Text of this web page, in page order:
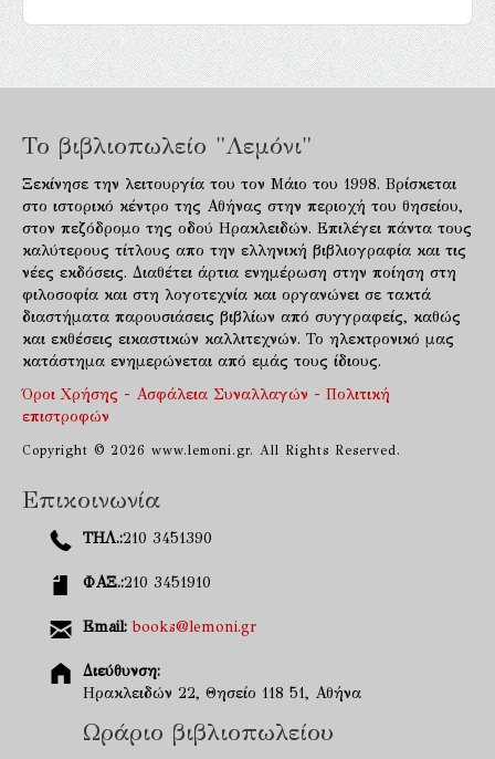
Το βιβλιοπωλείο "Λεμόνι"
Ξεκίνησε την λειτουργία του τον Μάιο του 1998. Βρίσκεται
στο ιστορικό κέντρο της Αθήνας στην περιοχή του θησείου,
στον πεζόδρομο της οδού Ηρακλειδών. Επιλέγει πάντα τους
καλύτερους τίτλους απο την ελληνική βιβλιογραφία και τις
νέες εκδόσεις. Διαθέτει άρτια ενημέρωση στην ποίηση στη
φιλοσοφία και στη λογοτεχνία και οργανώνει σε τακτά
διαστήματα παρουσιάσεις βιβλίων από συγγραφείς, καθώς
και εκθέσεις εικαστικών καλλιτεχνών. Το ηλεκτρονικό μας
κατάστημα ενημερώνεται από εμάς τους ίδιους.
Όροι Χρήσης - Ασφάλεια Συναλλαγών - Πολιτική
επιστροφών
Copyright © 2026 www.lemoni.gr. All Rights Reserved.
Επικοινωνία
ΤΗΛ.:210 3451390
ΦΑΞ.:210 3451910
Email: books@lemoni.gr
Διεύθυνση:
Ηρακλειδών 22, Θησείο 118 51, Αθήνα
Ωράριο βιβλιοπωλείου